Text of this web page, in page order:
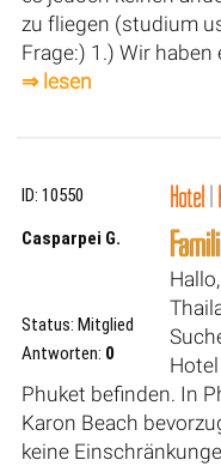
zu fliegen (studium
Frage:) 1.) Wir
⇒ lesen
ID: 10550 Hotel|
Casparpei G.
Status: Mitglied
Antworten: 0
Phuket befinden. In
Karon Beach
keine